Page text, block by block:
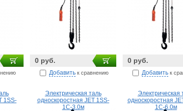
0 руб.
Добавить к сравнению
0 руб.
Добавить к
1SS-
Электрическая таль
односкоростная JET 1SS-
1C-3.0м
Электрическая
односкоростная
1C-6.0м